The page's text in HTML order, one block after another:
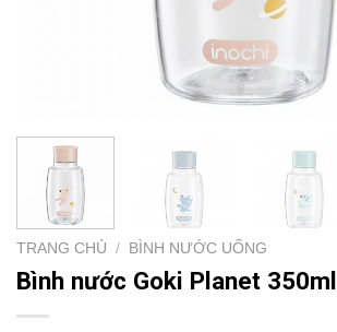
TRANG CHỦ / BÌNH NƯỚC UỐNG
Bình nước Goki Planet 350ml